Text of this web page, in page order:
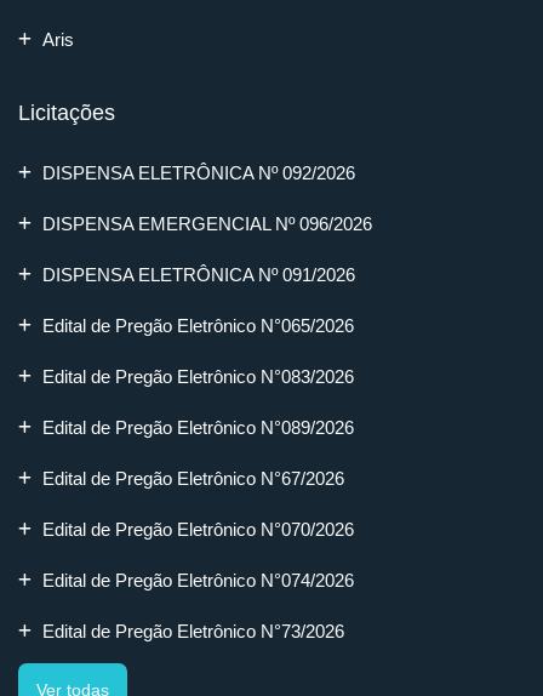
Aris
Licitações
DISPENSA ELETRÔNICA Nº 092/2026
DISPENSA EMERGENCIAL Nº 096/2026
DISPENSA ELETRÔNICA Nº 091/2026
Edital de Pregão Eletrônico N°065/2026
Edital de Pregão Eletrônico N°083/2026
Edital de Pregão Eletrônico N°089/2026
Edital de Pregão Eletrônico N°67/2026
Edital de Pregão Eletrônico N°070/2026
Edital de Pregão Eletrônico N°074/2026
Edital de Pregão Eletrônico N°73/2026
Ver todas